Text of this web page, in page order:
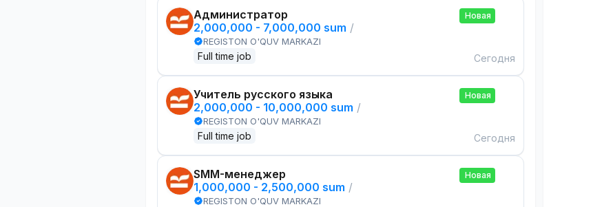
Администратор
2,000,000 - 7,000,000 sum /
REGISTON O'QUV MARKAZI
Full time job
Новая
Сегодня
Учитель русского языка
2,000,000 - 10,000,000 sum /
REGISTON O'QUV MARKAZI
Full time job
Новая
Сегодня
SMM-менеджер
1,000,000 - 2,500,000 sum /
REGISTON O'QUV MARKAZI
Новая